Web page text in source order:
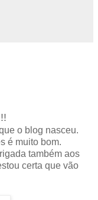
o blog nasceu.
é muito bom.
também aos
certa que vão